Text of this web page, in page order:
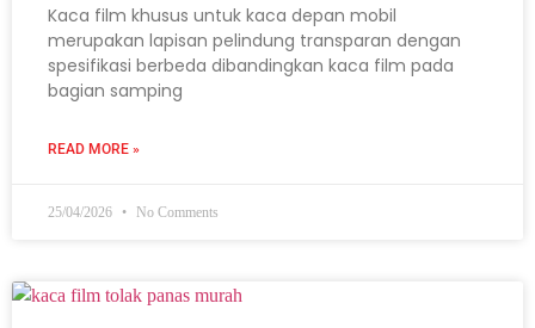
Kaca film khusus untuk kaca depan mobil
merupakan lapisan pelindung transparan dengan
spesifikasi berbeda dibandingkan kaca film pada
bagian samping
READ MORE »
25/04/2026 No Comments